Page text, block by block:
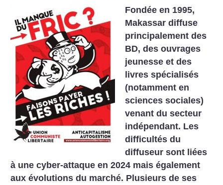
Fondée en 1995,
Makassar diffuse
principalement des
BD, des ouvrages
jeunesse et des
livres spécialisés
(notamment en
sciences sociales)
venant du secteur
indépendant. Les
difficultés du
diffuseur sont liées
à une cyber-attaque en 2024 mais également
aux évolutions du marché. Plusieurs de ses